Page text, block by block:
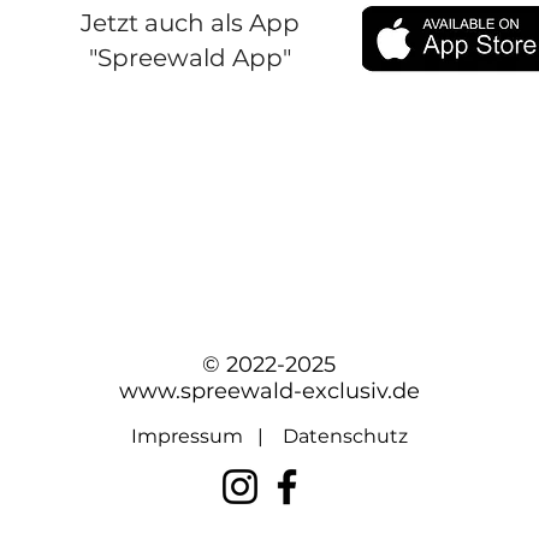
Jetzt auch als App
"Spreewald App"
© 2022-2025
www.spreewald-exclusiv.de
Impressum | Datenschutz